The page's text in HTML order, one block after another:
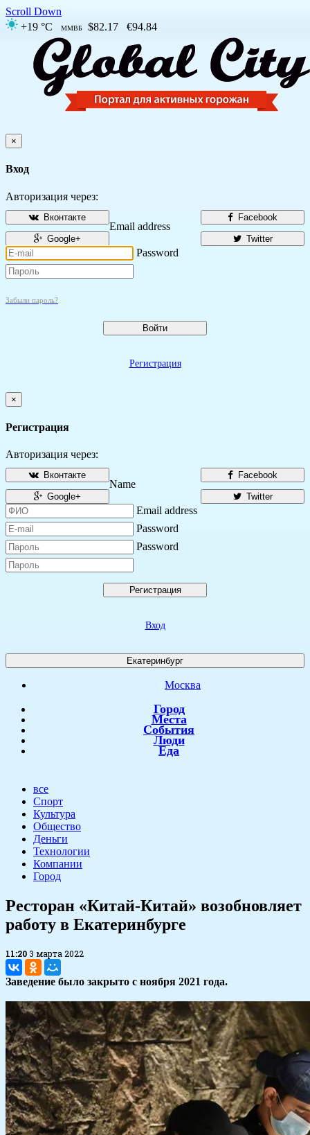
Scroll Down
+19 °C
ММВБ $82.17 €94.84
×
Вход
Авторизация через:
Facebook
Вконтакте
Twitter
Google+
Email address
Password
Забыли пароль?
Войти
Регистрация
×
Регистрация
Авторизация через:
Facebook
Вконтакте
Twitter
Google+
Name
Email address
Password
Password
Регистрация
Вход
Екатеринбург
Москва
Город
Места
События
Люди
Еда
все
Спорт
Культура
Общество
Деньги
Технологии
Компании
Город
Ресторан «Китай-Китай» возобновляет
работу в Екатеринбурге
11:20 3 марта 2022
Заведение было закрыто с ноября 2021 года.